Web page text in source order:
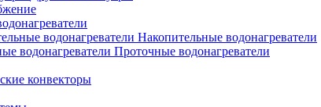
Накопительные водонагреватели
Проточные водонагреватели
конвекторы